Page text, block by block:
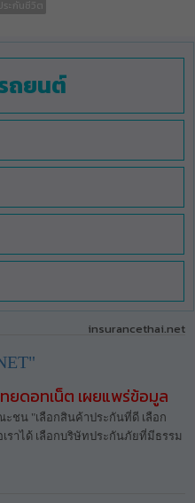
ระกันชีวิต
ถยนต์
insurancethai.net
ยดอทเน็ต เผยแพร่ข้อมูล
ชน "เลือกสินค้าประกันที่ดี เลือก
ราได้ เลือกบริษัทประกันภัยที่มีธรรม